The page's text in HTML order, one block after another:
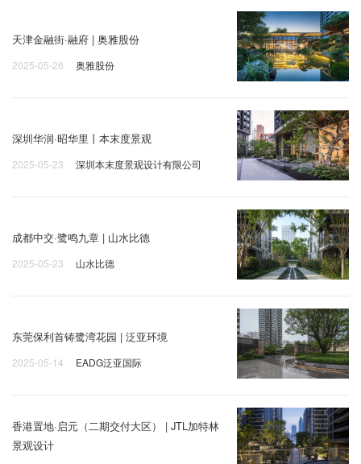
天津金融街·融府 | 奥雅股份
2025-05-26 奥雅股份
深圳华润·昭华里丨本末度景观
2025-05-23 深圳本末度景观设计有限公司
成都中交·鹭鸣九章 | 山水比德
2025-05-23 山水比德
东莞保利首铸鹭湾花园 | 泛亚环境
2025-05-14 EADG泛亚国际
香港置地·启元（二期交付大区） | JTL加特林
景观设计